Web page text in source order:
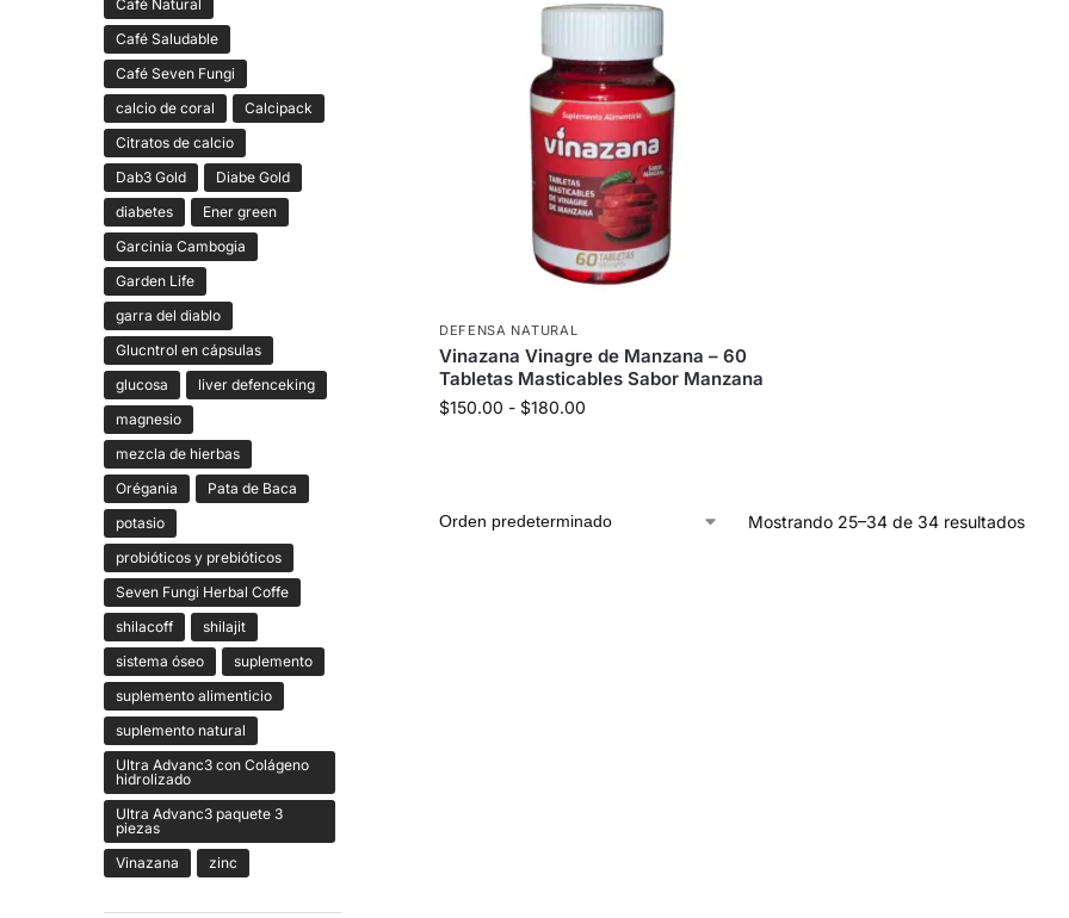
DEFENSA NATURAL
Vinazana Vinagre de Manzana – 60
Tabletas Masticables Sabor Manzana
$150.00 - $180.00
Mostrando 25–34 de 34 resultados
Café Natural
Café Saludable
Café Seven Fungi
calcio de coral
Calcipack
Citratos de calcio
Dab3 Gold
Diabe Gold
diabetes
Ener green
Garcinia Cambogia
Garden Life
garra del diablo
Glucntrol en cápsulas
glucosa
liver defenceking
magnesio
mezcla de hierbas
Orégania
Pata de Baca
potasio
probióticos y prebióticos
Seven Fungi Herbal Coffe
shilacoff
shilajit
sistema óseo
suplemento
suplemento alimenticio
suplemento natural
Ultra Advanc3 con Colágeno
hidrolizado
Ultra Advanc3 paquete 3
piezas
Vinazana
zinc